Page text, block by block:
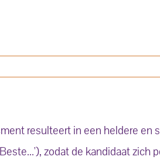
resulteert in een heldere en
zodat de kandidaat zich